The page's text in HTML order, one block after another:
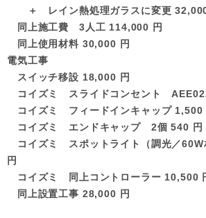
＋ レイン熱処理ガラスに変更
同上施工費 3人工 114,000 円
同上使用材料 30,000 円
電気工事
スイッチ移設 18,000 円
コイズミ スライドコンセント
コイズミ フィードインキャップ 1,500
コイズミ エンドキャップ 2個 540 円
コイズミ スポットライト（調光／
円
コイズミ 同上コントローラー 10,500
同上設置工事 28,000 円